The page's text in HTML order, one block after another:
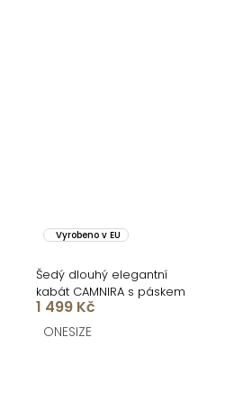
Vyrobeno v EU
Šedý dlouhý elegantní
kabát CAMNIRA s páskem
1 499 Kč
ONESIZE